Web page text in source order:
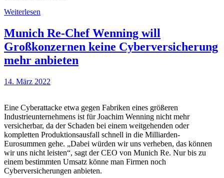
Weiterlesen
Munich Re-Chef Wenning will
Großkonzernen keine Cyberversicherung
mehr anbieten
14. März 2022
Eine Cyberattacke etwa gegen Fabriken eines größeren
Industrieunternehmens ist für Joachim Wenning nicht mehr
versicherbar, da der Schaden bei einem weitgehenden oder
kompletten Produktionsausfall schnell in die Milliarden-
Eurosummen gehe. „Dabei würden wir uns verheben, das können
wir uns nicht leisten“, sagt der CEO von Munich Re. Nur bis zu
einem bestimmten Umsatz könne man Firmen noch
Cyberversicherungen anbieten.